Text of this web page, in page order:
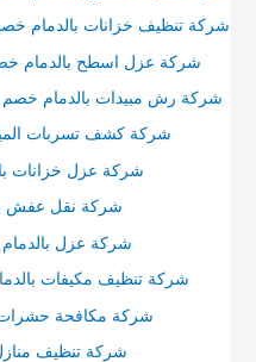
شركة تنظيف خزانات بالدمام خصم 35% اتصل بنا علي
شركة عزل اسطح بالدمام خصم 35% اتصل بنا
شركة رش مبيدات بالدمام خصم 35 % اتصل بنا علي
شركة كشف تسربات
شركة عزل خزانات
شركة نقل عفش
شركة عزل بالدمام
شركة تنظيف مكيفات
شركة مكافحة حشرات
شركة تنظيف